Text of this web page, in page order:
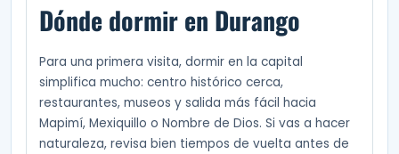
Dónde dormir en Durango
Para una primera visita, dormir en la capital
simplifica mucho: centro histórico cerca,
restaurantes, museos y salida más fácil hacia
Mapimí, Mexiquillo o Nombre de Dios. Si vas a hacer
naturaleza, revisa bien tiempos de vuelta antes de